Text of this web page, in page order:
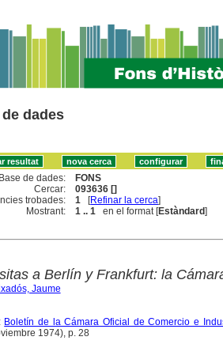
dades
Base de dades:
FONS
Cercar:
093636 []
trobades:
1 [Refinar la cerca]
Mostrant:
1 .. 1 en el format [Estàndard]
a Berlín y Frankfurt: la
Jaume
Boletín de la Cámara Oficial de Comercio e
1974), p. 28